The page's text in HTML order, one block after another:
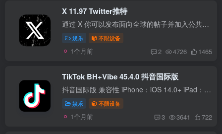
X 11.97 Twitter推特
通过 X 你可以发布面向全球的帖子并加入公共对话了解最新即时新闻，关注你感兴趣的内容通过社群附注提供的额外背景信息来随时关注动态使用空间进行音频或视频直播使用私信进行私下沟通订阅 X Pr...
娱乐 不限设备
1个月前 2 4726 1465
TikTok BH+Vibe 45.4.0 抖音国际版
抖音国际版 兼容性 iPhone：iOS 14.0+ iPad：iPadOS 14.0+ 版本说明 更新至最新版； 注入插件BH_1.9.3； 注入插件VibeTok_1.72； 注册登录 科学环境要纯净； 最好通过邮箱注册账号； APP无法注...
娱乐 不限设备
1个月前 3 3641 722